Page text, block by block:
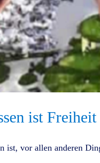
ist Freiheit
ist, vor allen anderen